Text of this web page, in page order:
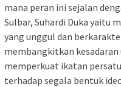
mana peran ini sejalan
Sulbar, Suhardi Duka yaitu
yang unggul dan
membangkitkan
memperkuat ikatan
terhadap segala bentuk